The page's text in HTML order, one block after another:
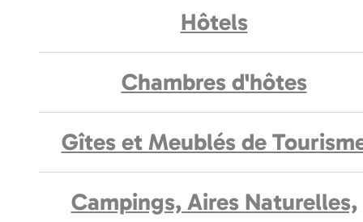
Hôtels
Chambres d'hôtes
Gîtes et Meublés de
Campings, Aires Naturelles,